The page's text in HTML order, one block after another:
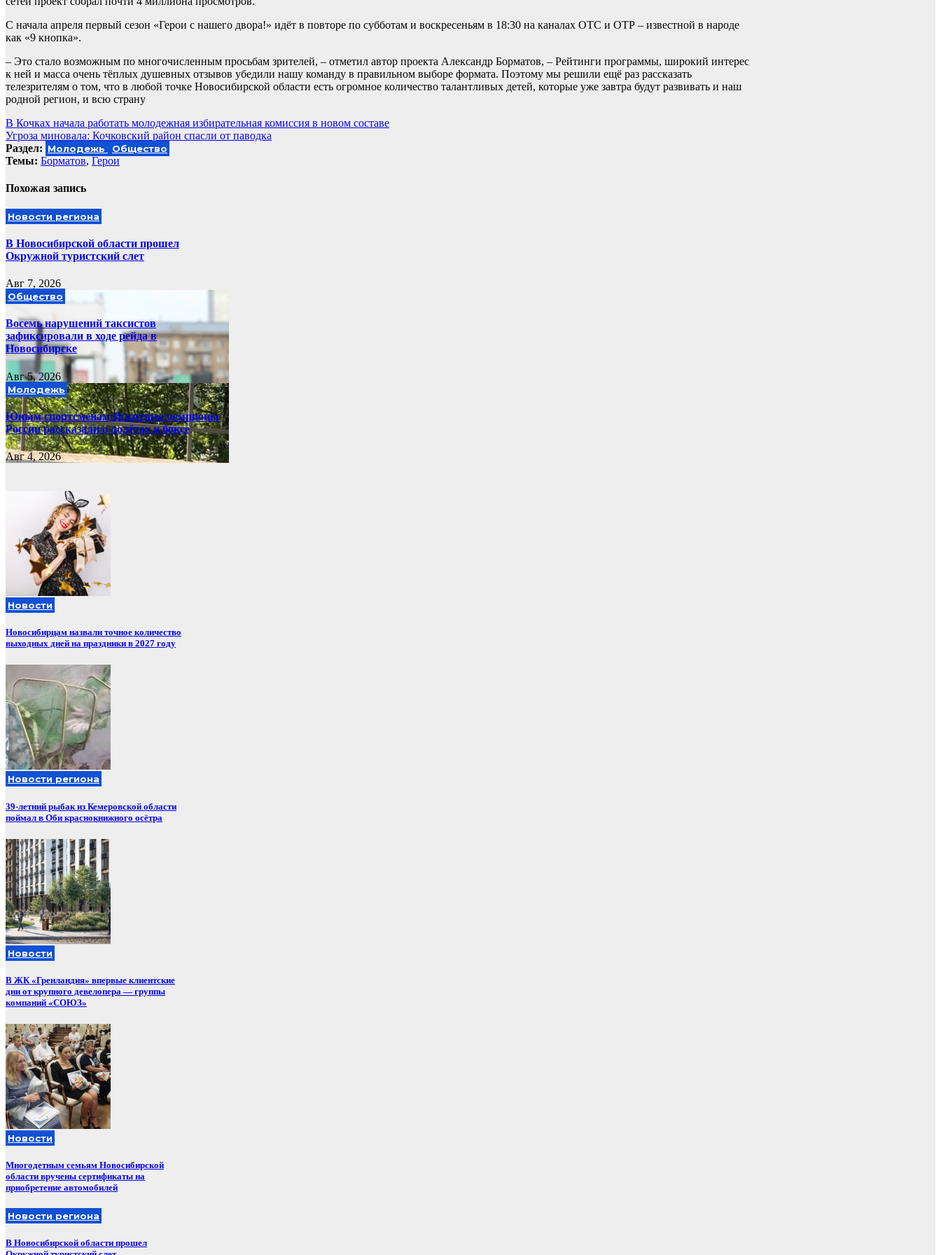
С начала апреля первый сезон «Герои с нашего двора!» идёт в повторе по субботам и воскресеньям в 18:30 на каналах ОТС и ОТР – известной в народе
как «9 кнопка».
– Это стало возможным по многочисленным просьбам зрителей, – отметил автор проекта Александр Борматов, – Рейтинги программы, широкий интерес
к ней и масса очень тёплых душевных отзывов убедили нашу команду в правильном выборе формата. Поэтому мы решили ещё раз рассказать
телезрителям о том, что в любой точке Новосибирской области есть огромное количество талантливых детей, которые уже завтра будут развивать и наш
родной регион, и всю страну
Навигация
по
записям
В Кочках начала работать молодежная избирательная комиссия в новом составе
Угроза миновала: Кочковский район спасли от паводка
Раздел: Молодежь Общество
Темы: Борматов, Герои
Похожая запись
Новости региона
В Новосибирской области прошел
Окружной туристский слет
Авг 7, 2026
Общество
Восемь нарушений таксистов
зафиксировали в ходе рейда в
Новосибирске
Авг 5, 2026
Молодежь
Юным спортсменам Искитима чемпионы
России рассказали о полётах и боксе
Авг 4, 2026
Новости
Новосибирцам назвали точное количество
выходных дней на праздники в 2027 году
Новости региона
39-летний рыбак из Кемеровской области
поймал в Оби краснокнижного осётра
Новости
В ЖК «Гренландия» впервые клиентские
дни от крупного девелопера — группы
компаний «СОЮЗ»
Новости
Многодетным семьям Новосибирской
области вручены сертификаты на
приобретение автомобилей
Новости региона
В Новосибирской области прошел